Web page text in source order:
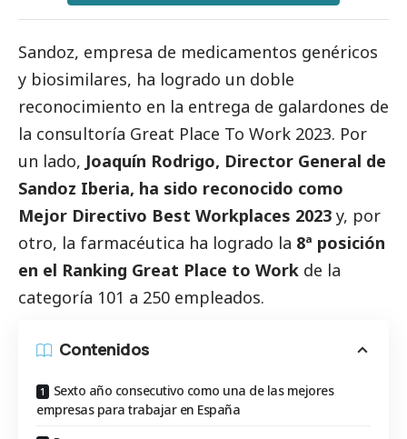
Sandoz, empresa de medicamentos genéricos
y biosimilares, ha logrado un doble
reconocimiento en la entrega de galardones de
la consultoría Great Place To Work 2023. Por
un lado, Joaquín Rodrigo, Director General de
Sandoz Iberia, ha sido reconocido como
Mejor Directivo Best Workplaces 2023 y, por
otro, la farmacéutica ha logrado la 8ª posición
en el Ranking Great Place to Work de la
categoría 101 a 250 empleados.
Contenidos
Sexto año consecutivo como una de las mejores
empresas para trabajar en España